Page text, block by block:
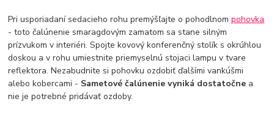
Pri usporiadaní sedacieho rohu premýšľajte o pohodlnompohovka
- toto čalúnenie smaragdovým zamatom sa stane silným
prízvukom v interiéri. Spojte kovový konferenčný stolík s okrúhlou
doskou a v rohu umiestnite priemyselnú stojaci lampu v tvare
reflektora. Nezabudnite si pohovku ozdobiť ďalšími vankúšmi
alebo kobercami - Sametové čalúnenie vyniká dostatočne a
nie je potrebné pridávať ozdoby.